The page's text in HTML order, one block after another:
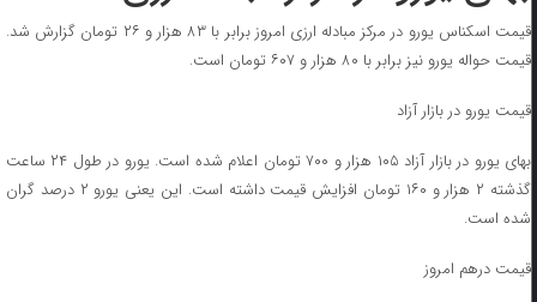
قیمت اسکناس یورو در مرکز مبادله ارزی امروز برابر با ۸۳ هزار و ۲۶ تومان گزارش شد.
قیمت حواله یورو نیز برابر با ۸۰ هزار و ۶۰۷ تومان است.
قیمت یورو در بازار آزاد
بهای یورو در بازار آزاد ۱۰۵ هزار و ۷۰۰ تومان اعلام شده است. یورو در طول ۲۴ ساعت
گذشته ۲ هزار و ۱۶۰ تومان افزایش قیمت داشته است. این یعنی یورو ۲ درصد گران
شده است.
قیمت درهم امروز